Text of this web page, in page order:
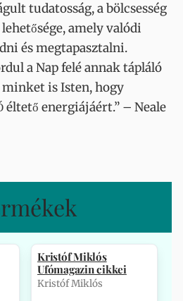
tudatosság, a bölcsesség
amely valódi
és megtapasztalni.
a Nap felé annak tápláló
is Isten, hogy
éltető energiájáért.” – Neale
Kristóf Miklós
Ufómagazin cikkei
Kristóf Miklós